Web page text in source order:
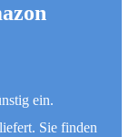
ein.
Sie finden